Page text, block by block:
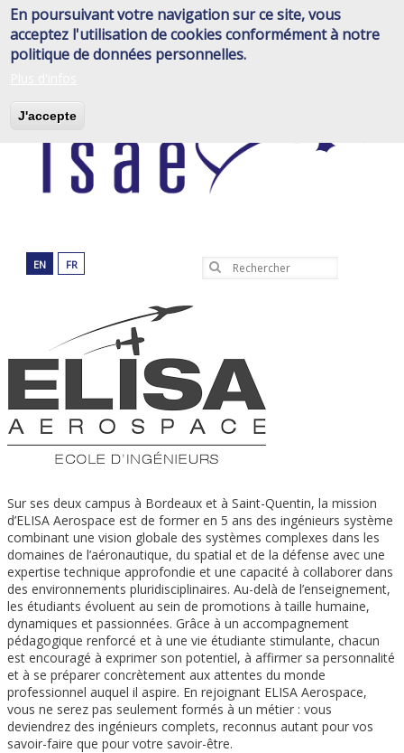
En poursuivant votre navigation sur ce site, vous
acceptez l'utilisation de cookies conformément à notre
politique de données personnelles.
J'accepte
Aller
au
contenu
principal
EN FR Rechercher
Sur ses deux campus à Bordeaux et à Saint-Quentin, la mission
d’ELISA Aerospace est de former en 5 ans des ingénieurs système
combinant une vision globale des systèmes complexes dans les
domaines de l’aéronautique, du spatial et de la défense avec une
expertise technique approfondie et une capacité à collaborer dans
des environnements pluridisciplinaires. Au-delà de l’enseignement,
les étudiants évoluent au sein de promotions à taille humaine,
dynamiques et passionnées. Grâce à un accompagnement
pédagogique renforcé et à une vie étudiante stimulante, chacun
est encouragé à exprimer son potentiel, à affirmer sa personnalité
et à se préparer concrètement aux attentes du monde
professionnel auquel il aspire. En rejoignant ELISA Aerospace,
vous ne serez pas seulement formés à un métier : vous
deviendrez des ingénieurs complets, reconnus autant pour vos
savoir-faire que pour votre savoir-être.